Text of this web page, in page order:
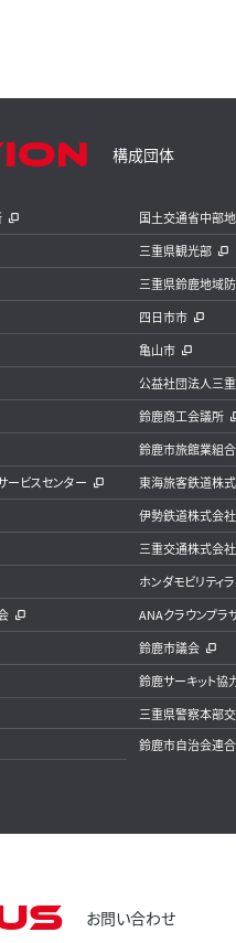
構成団体
国土交通省中部
三重県観光部
三重県鈴鹿地域
四日市市
亀山市
公益社団法人三
鈴鹿商工会議所
鈴鹿市旅館業組合
ービスセンター
東海旅客鉄道株
伊勢鉄道株式会社
三重交通株式会社
ホンダモビリティ
ANAクラウンプラ
鈴鹿市議会
鈴鹿サーキット協
三重県警察本部
鈴鹿市自治会連
お問い合わせ